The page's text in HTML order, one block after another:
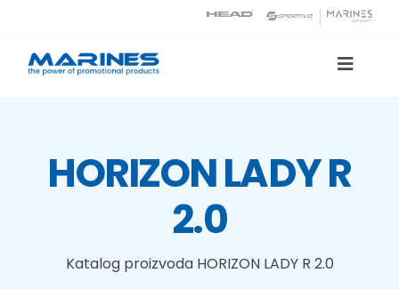
content
Toggle
Tehnologije tiska
HORIZON LADY R
2.0
Katalog proizvoda HORIZON LADY R 2.0